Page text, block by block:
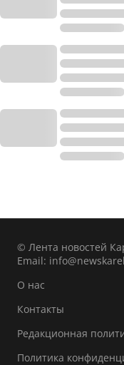
© Лента новостей
Email:
О нас
Контакты
Редакционная
Политика